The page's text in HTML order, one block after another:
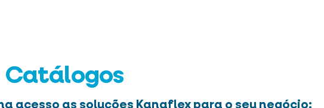
Catálogos
acesso as soluções Kanaflex para o seu negócio: